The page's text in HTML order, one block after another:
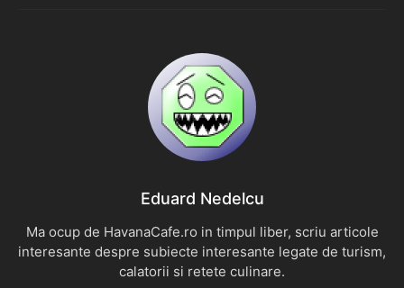
Eduard Nedelcu
Ma ocup de HavanaCafe.ro in timpul liber, scriu articole
interesante despre subiecte interesante legate de turism,
calatorii si retete culinare.